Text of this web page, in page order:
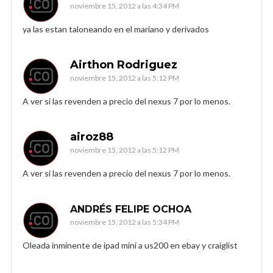
noviembre 15, 2012 a las 4:34 PM
ya las estan taloneando en el mariano y derivados
Airthon Rodriguez
noviembre 15, 2012 a las 5:12 PM
A ver si las revenden a precio del nexus 7 por lo menos.
airoz88
noviembre 15, 2012 a las 5:12 PM
A ver si las revenden a precio del nexus 7 por lo menos.
ANDRÉS FELIPE OCHOA
noviembre 15, 2012 a las 5:34 PM
Oleada inminente de ipad mini a us200 en ebay y craiglist